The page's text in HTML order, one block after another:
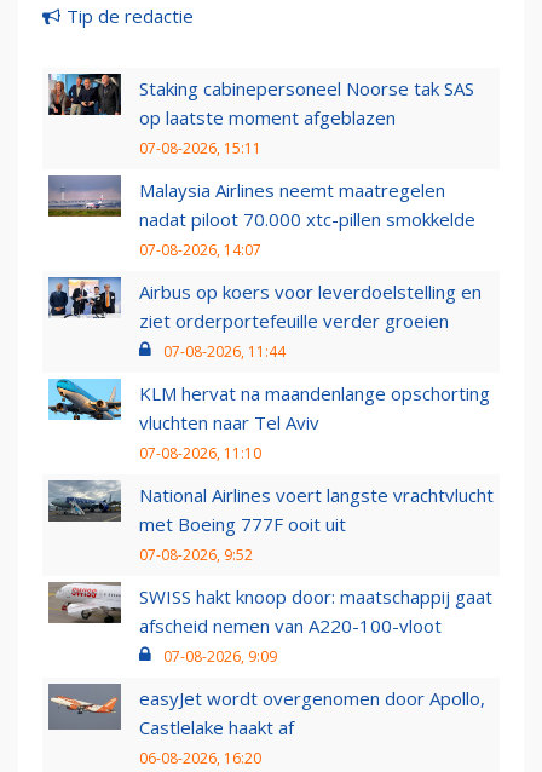
Tip de redactie
Staking cabinepersoneel Noorse tak SAS
op laatste moment afgeblazen
07-08-2026, 15:11
Malaysia Airlines neemt maatregelen
nadat piloot 70.000 xtc-pillen smokkelde
07-08-2026, 14:07
Airbus op koers voor leverdoelstelling en
ziet orderportefeuille verder groeien
07-08-2026, 11:44
KLM hervat na maandenlange opschorting
vluchten naar Tel Aviv
07-08-2026, 11:10
National Airlines voert langste vrachtvlucht
met Boeing 777F ooit uit
07-08-2026, 9:52
SWISS hakt knoop door: maatschappij gaat
afscheid nemen van A220-100-vloot
07-08-2026, 9:09
easyJet wordt overgenomen door Apollo,
Castlelake haakt af
06-08-2026, 16:20